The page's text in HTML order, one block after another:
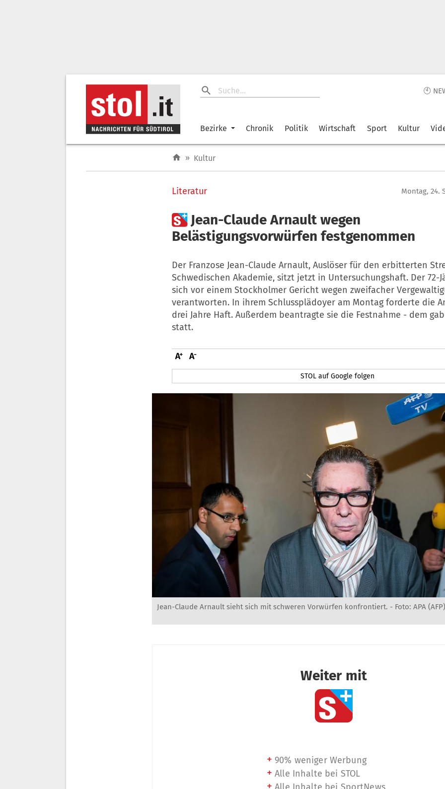
🕙
Bezirke Chronik Politik Wirtschaft Sport Kultur
» Kultur
Literatur Montag, 24.
 Jean-Claude Arnault wegen
Belästigungsvorwürfen festgenommen
Der Franzose Jean-Claude Arnault, Auslöser für den erbitterten
Schwedischen Akademie, sitzt jetzt in Untersuchungshaft. Der 72-
sich vor einem Stockholmer Gericht wegen zweifacher
verantworten. In ihrem Schlussplädoyer am Montag forderte die
drei Jahre Haft. Außerdem beantragte sie die Festnahme - dem
statt.
STOL auf Google folgen
Jean-Claude Arnault sieht sich mit schweren Vorwürfen konfrontiert. - Foto: APA (AFP)